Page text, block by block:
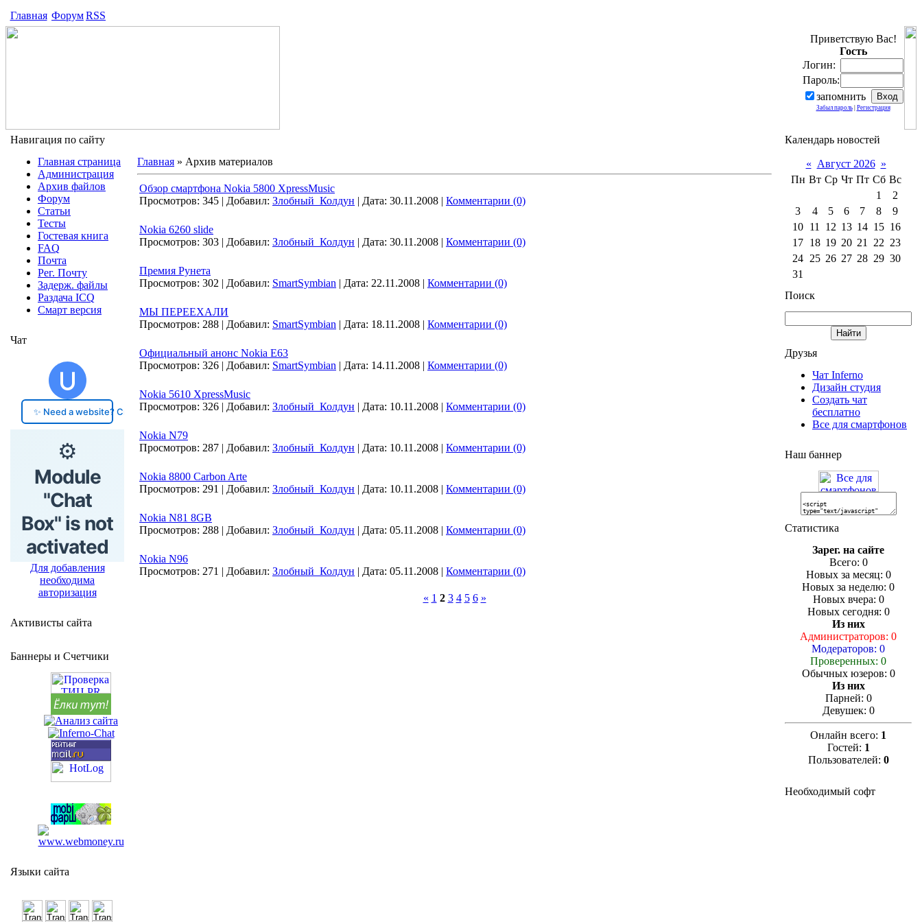
Главная ФорумRSS
Приветствую Вас!
Гость
Логин:
Пароль:
запомнить
Забыл пароль| Регистрация
Навигация по сайту
Главная страница
Администрация
Архив файлов
Форум
Статьи
Тесты
Гостевая книга
FAQ
Почта
Рег. Почту
Задерж. файлы
Раздача ICQ
Смарт версия
Чат
Для добавления
необходима
авторизация
Активисты сайта
Баннеры и Счетчики
Языки сайта
Главная » Архив материалов
Обзор смартфона Nokia 5800 XpressMusic
Просмотров: 345 | Добавил: Злобный_Колдун | Дата: 30.11.2008 | Комментарии (0)
Nokia 6260 slide
Просмотров: 303 | Добавил: Злобный_Колдун | Дата: 30.11.2008 | Комментарии (0)
Премия Рунета
Просмотров: 302 | Добавил: SmartSymbian | Дата: 22.11.2008 | Комментарии (0)
МЫ ПЕРЕЕХАЛИ
Просмотров: 288 | Добавил: SmartSymbian | Дата: 18.11.2008 | Комментарии (0)
Официальный анонс Nokia E63
Просмотров: 326 | Добавил: SmartSymbian | Дата: 14.11.2008 | Комментарии (0)
Nokia 5610 XpressMusic
Просмотров: 326 | Добавил: Злобный_Колдун | Дата: 10.11.2008 | Комментарии (0)
Nokia N79
Просмотров: 287 | Добавил: Злобный_Колдун | Дата: 10.11.2008 | Комментарии (0)
Nokia 8800 Carbon Arte
Просмотров: 291 | Добавил: Злобный_Колдун | Дата: 10.11.2008 | Комментарии (0)
Nokia N81 8GB
Просмотров: 288 | Добавил: Злобный_Колдун | Дата: 05.11.2008 | Комментарии (0)
Nokia N96
Просмотров: 271 | Добавил: Злобный_Колдун | Дата: 05.11.2008 | Комментарии (0)
« 1 2 3 4 5 6 »
Календарь новостей
« Август 2026 »
Пн Вт Ср Чт Пт Сб Вс
1
2
3
4 5 6 7 8
9
10 11 12 13 14 15 16
17 18 19 20 21 22 23
24 25 26 27 28 29 30
31
Поиск
Друзья
Чат Inferno
Дизайн студия
Создать чат
бесплатно
Все для смартфонов
Наш баннер
Статистика
Зарег. на сайте
Всего: 0
Новых за месяц: 0
Новых за неделю: 0
Новых вчера: 0
Новых сегодня: 0
Из них
Администраторов: 0
Модераторов: 0
Проверенных: 0
Обычных юзеров: 0
Из них
Парней: 0
Девушек: 0
Онлайн всего: 1
Гостей: 1
Пользователей: 0
Необходимый софт